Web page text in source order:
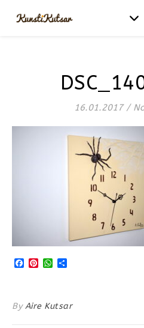
16.01.2017 /
Facebook
PinterestWhatsApp
ByAire Kutsar